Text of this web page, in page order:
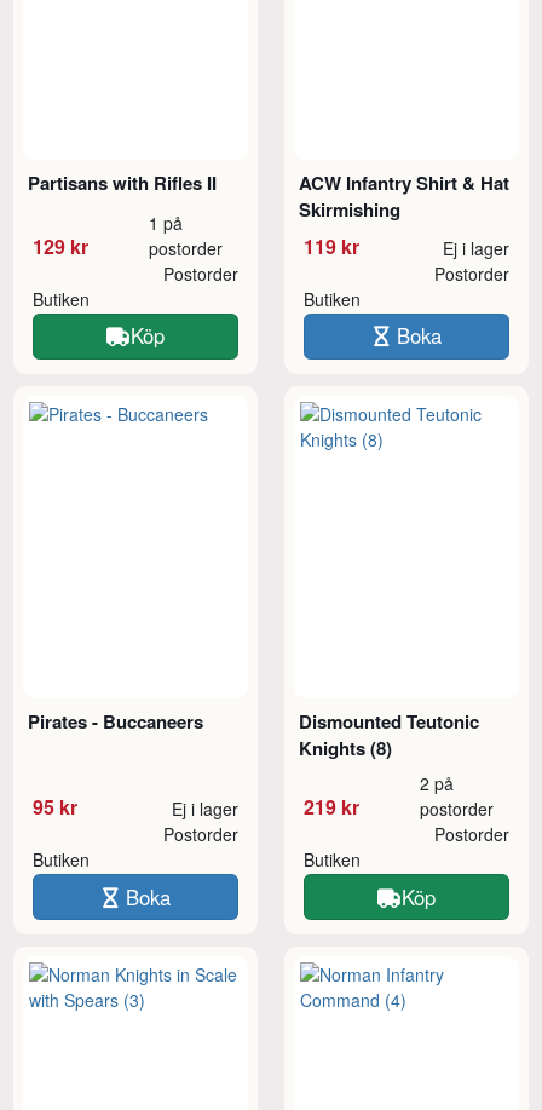
Partisans with Rifles II
129 kr
1 på
postorder
Butiken
Postorder
Köp
ACW Infantry Shirt & Hat
Skirmishing
119 kr Ej i lager
Butiken
Postorder
Boka
Pirates - Buccaneers
95 kr Ej i lager
Butiken
Postorder
Boka
Dismounted Teutonic
Knights (8)
219 kr
2 på
postorder
Butiken
Postorder
Köp